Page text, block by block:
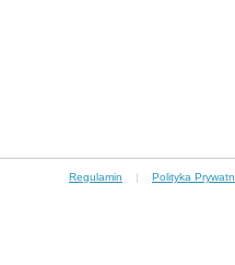
Regulamin | Polityka